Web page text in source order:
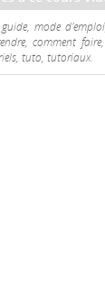
mode
comment
tuto, tutoriaux.